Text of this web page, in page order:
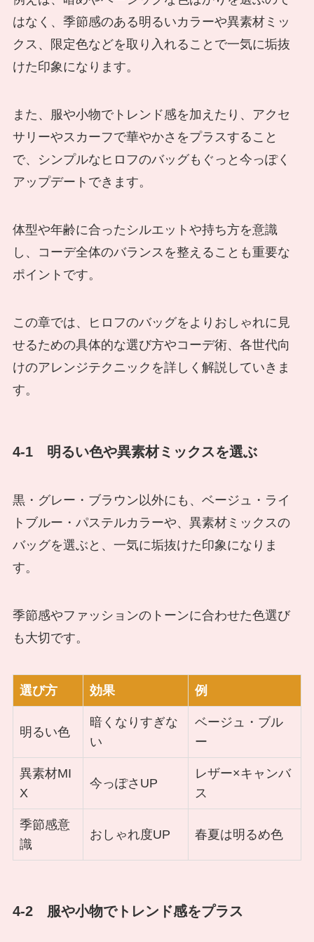
はなく、季節感のある明るいカラーや異素材ミッ
クス、限定色などを取り入れることで一気に垢抜
けた印象になります。
また、服や小物でトレンド感を加えたり、アクセ
サリーやスカーフで華やかさをプラスすること
で、シンプルなヒロフのバッグもぐっと今っぽく
アップデートできます。
体型や年齢に合ったシルエットや持ち方を意識
し、コーデ全体のバランスを整えることも重要な
ポイントです。
この章では、ヒロフのバッグをよりおしゃれに見
せるための具体的な選び方やコーデ術、各世代向
けのアレンジテクニックを詳しく解説していきま
す。
4-1 明るい色や異素材ミックスを選ぶ
黒・グレー・ブラウン以外にも、ベージュ・ライ
トブルー・パステルカラーや、異素材ミックスの
バッグを選ぶと、一気に垢抜けた印象になりま
す。
季節感やファッションのトーンに合わせた色選び
も大切です。
選び方 効果 例
明るい色
暗くなりすぎな
い
ベージュ・ブル
ー
異素材MI
X
今っぽさUP
レザー×キャンバ
ス
季節感意
識
おしゃれ度UP 春夏は明るめ色
4-2 服や小物でトレンド感をプラス